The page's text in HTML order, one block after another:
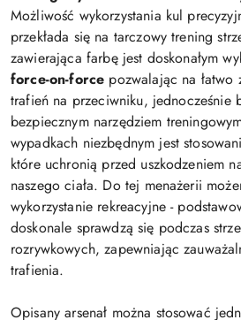
Możliwość wykorzystania kul
przekłada się na tarczowy trening
zawierająca farbę jest doskonałym
force-on-force pozwalając na łatwo
trafień na przeciwniku, jednocześnie
bezpiecznym narzędziem
wypadkach niezbędnym jest
które uchronią przed uszkodzeniem
naszego ciała. Do tej menażerii
wykorzystanie rekreacyjne -
doskonale sprawdzą się podczas
rozrywkowych, zapewniając
trafienia.
Opisany arsenał można stosować